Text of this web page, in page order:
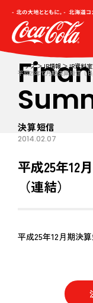
トップ IR情報 IR資料室
平成25年12月期決算短信〔
決算短信
2014.02.07
平成25年12
（連結）
平成25年12月期決